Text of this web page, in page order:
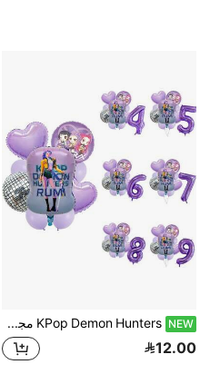
NEW KPop Demon Hunters مجموعة بالونات ديكور حفلة عيد ميلاد بموضوع فرقة K-Pop Demon Girl المعتمدة، ديكور بالونات حفلة عيد ميلاد مهرجان موسيقي للأطفال الفتيات الرائعات، مع بالونات رقائق معدنية وردية وبنفسجية وبالونات أرقام، مناسبة لحفلة استقبال المولود وديكور طاولة الكيك وديكور جدار الحفلة بالسمة وبالونات ألعاب
12.00